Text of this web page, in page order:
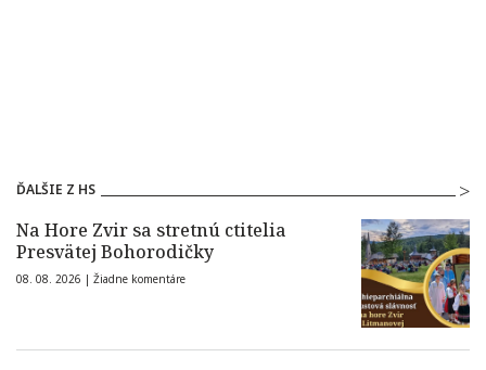
ĎALŠIE Z HS
Na Hore Zvir sa stretnú ctitelia
Presvätej Bohorodičky
08. 08. 2026 | Žiadne komentáre